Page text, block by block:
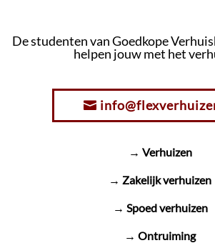
De studenten van Goedkope
helpen jouw met het
→ Verhuizen
→ Zakelijk verhuizen
→ Spoed verhuizen
→ Ontruiming